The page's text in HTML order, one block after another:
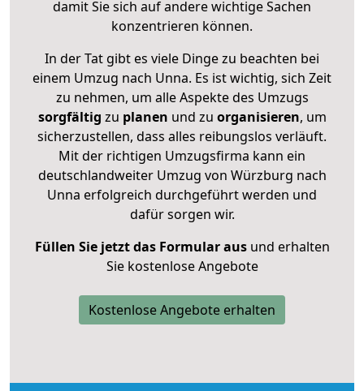
damit Sie sich auf andere wichtige Sachen
konzentrieren können.
In der Tat gibt es viele Dinge zu beachten bei
einem Umzug nach Unna. Es ist wichtig, sich Zeit
zu nehmen, um alle Aspekte des Umzugs
sorgfältig zu planen und zu organisieren, um
sicherzustellen, dass alles reibungslos verläuft.
Mit der richtigen Umzugsfirma kann ein
deutschlandweiter Umzug von Würzburg nach
Unna erfolgreich durchgeführt werden und
dafür sorgen wir.
Füllen Sie jetzt das Formular ausund erhalten
Sie kostenlose Angebote
Kostenlose Angebote erhalten